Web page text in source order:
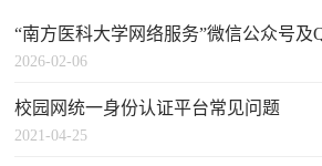
“南方医科大学网络服务”微信公众号及
2026-02-06
校园网统一身份认证平台常见问题
2021-04-25